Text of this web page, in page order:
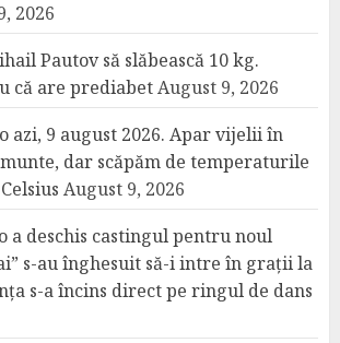
2026
Pautov să slăbească 10 kg.
că are prediabetAugust 9, 2026
azi, 9 august 2026. Apar vijelii în
dar scăpăm de temperaturile
August 9, 2026
a deschis castingul pentru noul
s-au înghesuit să-i intre în grații la
s-a încins direct pe ringul de dans